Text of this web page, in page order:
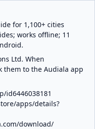
for 1,100+ cities
works offline; 11
Ltd. When
them to the Audiala app
id6446038181
apps/details?
download/